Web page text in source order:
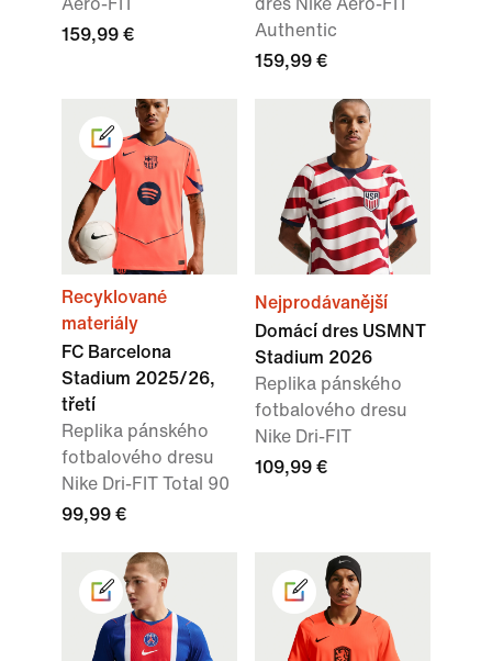
Aero-FIT
159,99 €
dres Nike Aero-FIT
Authentic
159,99 €
Recyklované
materiály
FC Barcelona
Stadium 2025/26,
třetí
Replika pánského
fotbalového dresu
Nike Dri-FIT Total 90
99,99 €
Nejprodávanější
Domácí dres USMNT
Stadium 2026
Replika pánského
fotbalového dresu
Nike Dri-FIT
109,99 €